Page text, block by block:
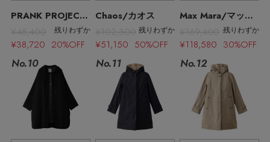
PERSONAL COLOR
エディター厳選ギフト
PRANK PROJECT/プランク プロジェクト
¥48,400
残りわずか
¥38,720 20%OFF
Chaos/カオス
¥102,300 残りわずか
¥51,150 50%OFF
Max Mara/マックスマーラ
¥169,400 残りわずか
¥118,580 30%OFF
No.10 No.11 No.12